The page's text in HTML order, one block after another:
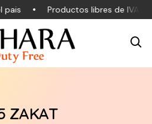
Productos libres de IVA
ZAKAT